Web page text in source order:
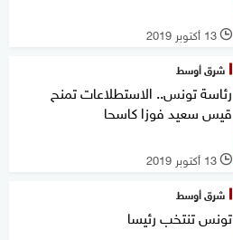
l 13 أكتوبر 2019
شرق أوسط
رئاسة تونس.. الاستطلاعات تمنح
قيس سعيد فوزا كاسحا
l 13 أكتوبر 2019
شرق أوسط
تونس تنتخب رئيسا